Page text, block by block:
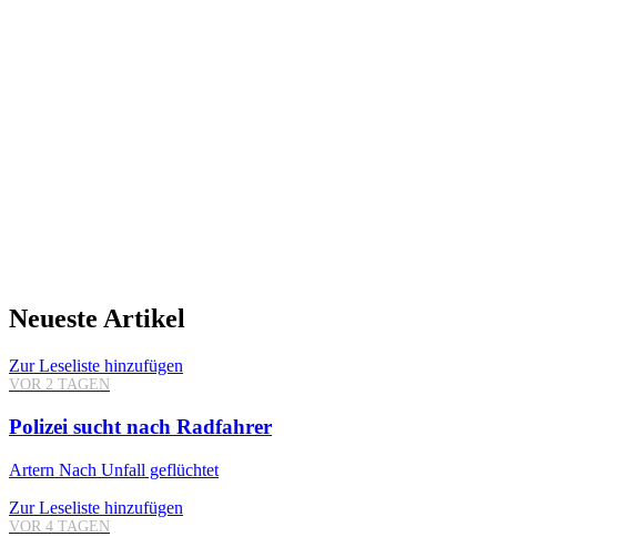
Neueste Artikel
Zur Leseliste hinzufügen
VOR 2 TAGEN
Polizei sucht nach Radfahrer
Artern Nach Unfall geflüchtet
Zur Leseliste hinzufügen
VOR 4 TAGEN